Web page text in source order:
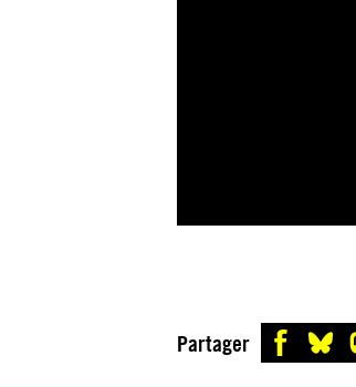
Partager